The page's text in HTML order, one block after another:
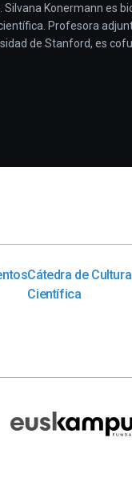
Silvana Konermann es
Profesora
de Stanford, es
Cátedra de Cultura
Científica
Fundazioa